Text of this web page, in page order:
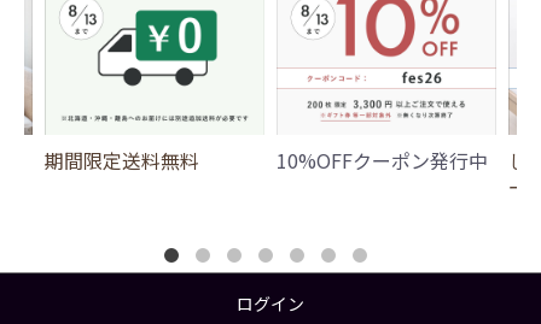
期間限定送料無料 10%OFFクーポン発行中
じ
ー
ログイン